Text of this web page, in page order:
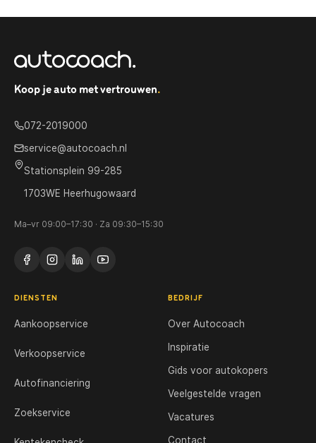
Koop je auto met vertrouwen.
072-2019000
service@autocoach.nl
Stationsplein 99-285
1703WE Heerhugowaard
Ma–vr 09:00–17:30 · Za 09:30–15:30
DIENSTEN
Aankoopservice
Verkoopservice
Autofinanciering
Zoekservice
BEDRIJF
Over Autocoach
Inspiratie
Gids voor autokopers
Veelgestelde vragen
Vacatures
Contact